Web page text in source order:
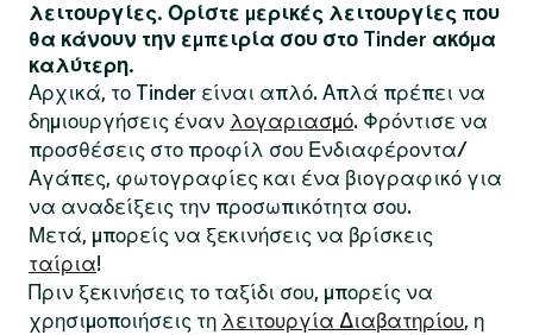
λειτουργίες. Ορίστε μερικές λειτουργίες που
θα κάνουν την εμπειρία σου στο Tinder ακόμα
καλύτερη.
Αρχικά, το Tinder είναι απλό. Απλά πρέπει να
δημιουργήσεις έναν λογαριασμό. Φρόντισε να
προσθέσεις στο προφίλ σου Ενδιαφέροντα/
Αγάπες, φωτογραφίες και ένα βιογραφικό για
να αναδείξεις την προσωπικότητα σου.
Μετά, μπορείς να ξεκινήσεις να βρίσκεις
ταίρια!
Πριν ξεκινήσεις το ταξίδι σου, μπορείς να
χρησιμοποιήσεις τη λειτουργία Διαβατηρίου, η